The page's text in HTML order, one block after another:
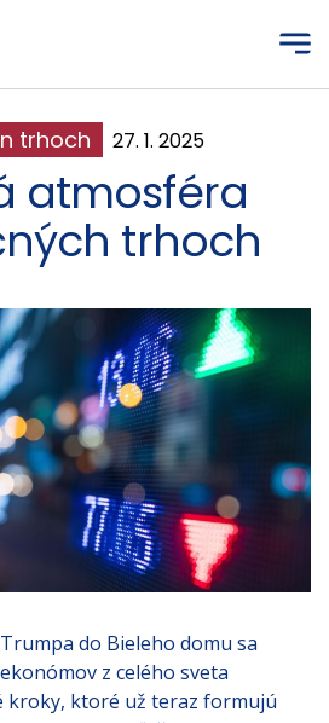
trhoch 27. 1. 2025
atmosféra
trhoch
do Bieleho domu sa
z celého sveta
kroky, ktoré už teraz formujú